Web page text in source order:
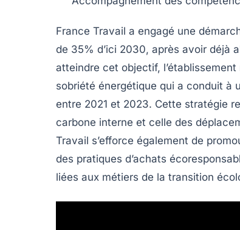
France Travail a engagé une
de 35% d’ici 2030, après avoir déjà
atteindre cet objectif,
sobriété énergétique qui a conduit à
entre 2021 et 2023. Cette stratégie
carbone interne et celle des
Travail s’efforce également de
des pratiques d’achats
liées aux métiers de la transition